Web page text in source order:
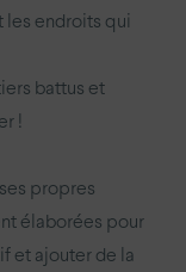
les endroits qui
battus et
!
propres
élaborées pour
et ajouter de la